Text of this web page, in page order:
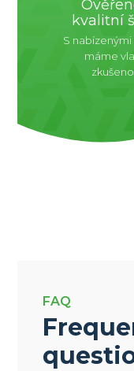
kvalitní
S nabízenými
máme
FAQ